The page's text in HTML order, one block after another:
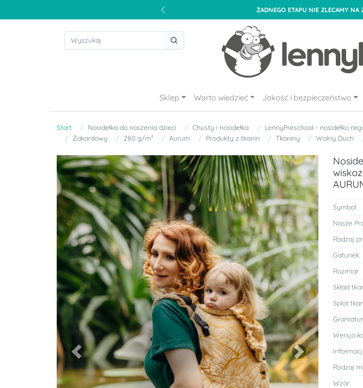
ŻADNEGO ETAPU NIE ZLECAMY NA
Sklep Warto wiedzieć Jakość i bezpieczeństwo
Start Nosidełka do noszenia dzieci Chusty i nosidełka LennyPreschool - nosidełko
Żakardowy
280 g/m² Aurum Produkty z tkanin Tkaniny Wolny Duch
Previous Next
Symbol
Nasze
Rodzaj
Gatunek
Rozmiar
Skład
Splot
Wersja
Rodzaj
Wzór